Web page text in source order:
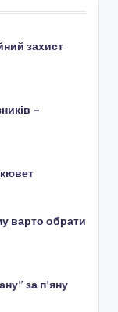
захист
–
варто обрати
за п’яну